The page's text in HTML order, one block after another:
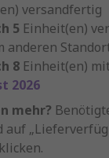
versandfertig
5 Einheit(en)
anderen
8 Einheit(en)
2026
mehr?
auf